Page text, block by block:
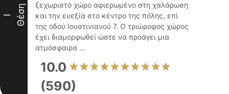
I Θέση
ξεχωριστό χώρο αφιερωμένο στη χαλάρωση
και την ευεξία στο κέντρο της πόλης, επί
της οδού Ιουστινιανού 7. Ο τριώροφος χώρος
έχει διαμορφωθεί ώστε να προάγει μια
ατμόσφαιρα ...
10.0
(590)